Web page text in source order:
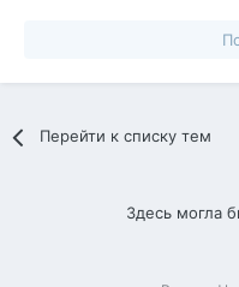
Перейти к списку тем
Здесь могла